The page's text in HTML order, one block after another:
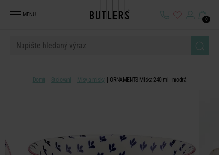
MENU
0
Domů Stolování Mísy a misky ORNAMENTS Miska 240 ml - modrá